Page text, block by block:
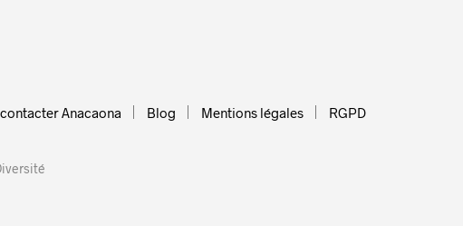
Anacaona Blog Mentions légales RGPD